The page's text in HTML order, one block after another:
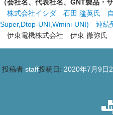
（会社名、代表社名、GNT製品・
株式会社イシダ 石田 隆英氏
Super,Dtop-UNI,Wmini-UNI) 連続
伊東電機株式会社 伊東 徹弥氏
投稿者 staff投稿日: 2020年7月9日